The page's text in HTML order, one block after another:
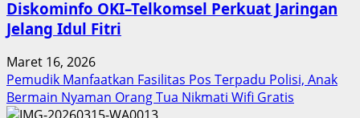
Diskominfo OKI–Telkomsel Perkuat Jaringan
Jelang Idul Fitri
Maret 16, 2026
Pemudik Manfaatkan Fasilitas Pos Terpadu Polisi, Anak
Bermain Nyaman Orang Tua Nikmati Wifi Gratis